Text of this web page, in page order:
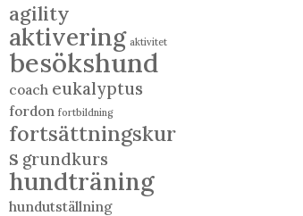
agility
aktivering aktivitet
besökshund
coach eukalyptus
fordon fortbildning
fortsättningskur
s grundkurs
hundträning
hundutställning